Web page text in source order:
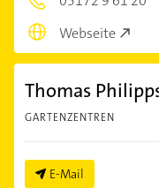
Webseite
Thomas
GARTENZENTREN
E-Mail